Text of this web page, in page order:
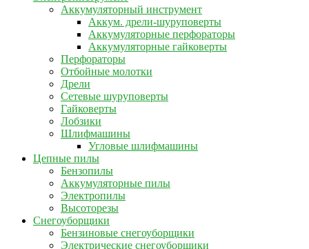
Аккумуляторный инструмент
Аккум. дрели-шуруповерты
Аккумуляторные перфораторы
Аккумуляторные гайковерты
Перфораторы
Отбойные молотки
Дрели
Сетевые шуруповерты
Гайковерты
Лобзики
Шлифмашины
Угловые шлифмашины
Цепные пилы
Бензопилы
Аккумуляторные пилы
Электропилы
Высоторезы
Снегоуборщики
Бензиновые снегоуборщики
Электрические снегоуборщики